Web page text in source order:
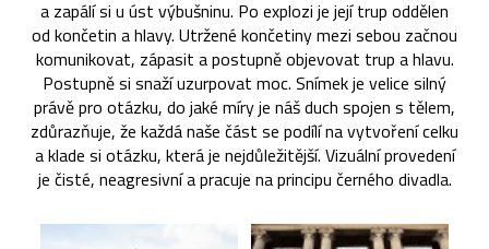
a zapálí si u úst výbušninu. Po explozi je její trup oddělen
od končetin a hlavy. Utržené končetiny mezi sebou začnou
komunikovat, zápasit a postupně objevovat trup a hlavu.
Postupně si snaží uzurpovat moc. Snímek je velice silný
právě pro otázku, do jaké míry je náš duch spojen s tělem,
zdůrazňuje, že každá naše část se podílí na vytvoření celku
a klade si otázku, která je nejdůležitější. Vizuální provedení
je čisté, neagresivní a pracuje na principu černého divadla.